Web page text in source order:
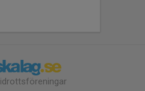
idrottsföreningar